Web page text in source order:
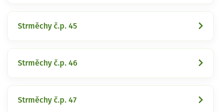
Strměchy č.p. 45
Strměchy č.p. 46
Strměchy č.p. 47